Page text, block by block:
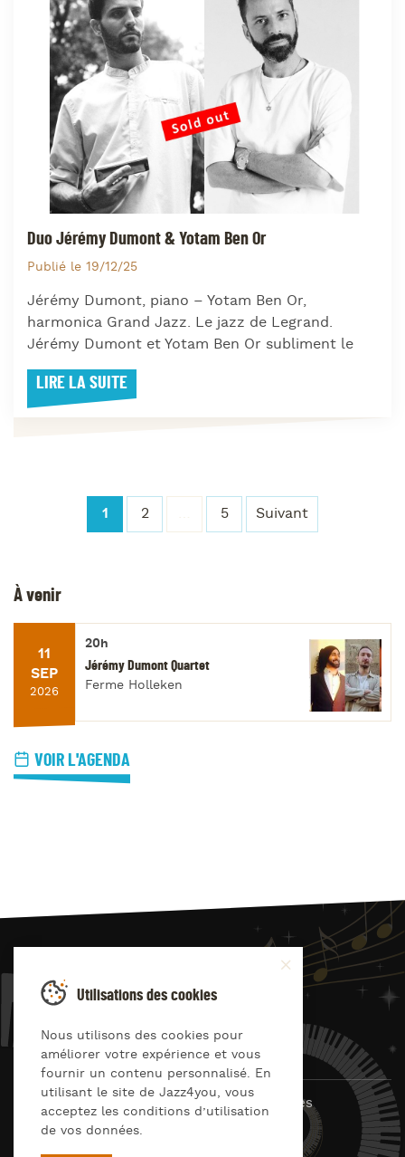
Duo Jérémy Dumont & Yotam Ben Or
Publié le 19/12/25
Jérémy Dumont, piano – Yotam Ben Or,
harmonica Grand Jazz. Le jazz de Legrand.
Jérémy Dumont et Yotam Ben Or subliment le
LIRE LA SUITE
1 2 … 5 Suivant
À venir
11
SEP
2026
20h
Jérémy Dumont Quartet
Ferme Holleken
VOIR L'AGENDA
JAZZ4
© Jazz4you 2019 – 2026 Tous droits réservés
Déclaration de confidentialité
Utilisations des cookies
Nous utilisons des cookies pour
améliorer votre expérience et vous
fournir un contenu personnalisé. En
utilisant le site de Jazz4you, vous
acceptez les conditions d’utilisation
de vos données.